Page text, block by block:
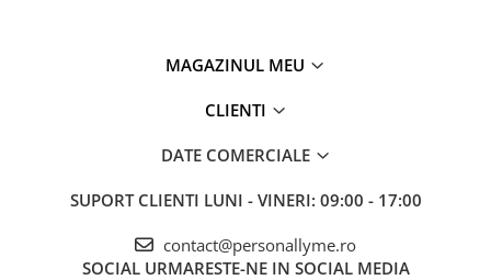
MAGAZINUL MEU
CLIENTI
DATE COMERCIALE
SUPORT CLIENTI LUNI - VINERI: 09:00 - 17:00
contact@personallyme.ro
SOCIAL URMARESTE-NE IN SOCIAL MEDIA